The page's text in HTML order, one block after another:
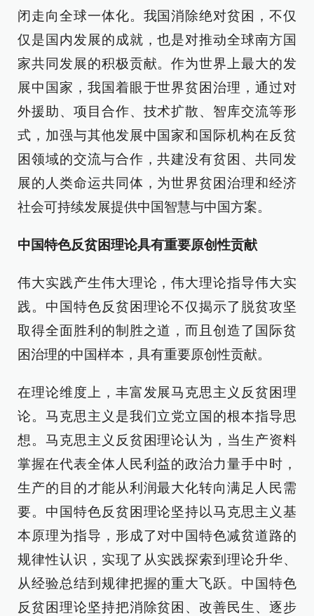
闭走向全球一体化。我国消除绝对贫困，不仅
仅是国内发展的成就，也是对推动全球南方国
家共同发展的积极贡献。作为世界上最大的发
展中国家，我国着眼于世界贫困治理，通过对
外援助、项目合作、技术扩散、智库交流等形
式，加强与其他发展中国家和国际机构在反贫
困领域的交流与合作，共建没有贫困、共同发
展的人类命运共同体，为世界贫困治理和经济
社会可持续发展提供中国智慧与中国方案。
中国特色反贫困理论具有重要原创性贡献
伟大实践产生伟大理论，伟大理论指导伟大实
践。中国特色反贫困理论不仅揭示了脱贫攻坚
取得全面胜利的制胜之道，而且创造了国际贫
困治理的中国样本，具有重要原创性贡献。
在理论维度上，丰富发展马克思主义反贫困理
论。马克思主义是我们立党立国的根本指导思
想。马克思主义反贫困理论认为，当生产资料
掌握在代表全体人民利益的政治力量手中时，
生产的目的才能从利润最大化转向满足人民需
要。中国特色反贫困理论坚持以马克思主义基
本原理为指导，形成了对中国特色减贫道路的
规律性认识，实现了从实践探索到理论升华、
从经验总结到规律把握的重大飞跃。中国特色
反贫困理论坚持把消除贫困、改善民生、逐步